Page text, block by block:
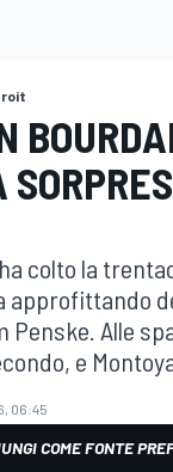
colto la
approfittando
Penske. Alle
e
06:45
COME FONTE